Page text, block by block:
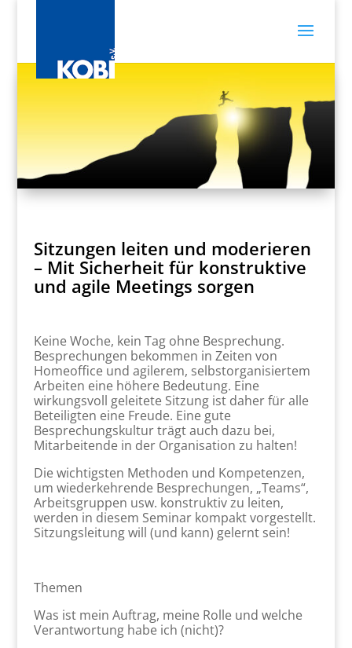
Sitzungen leiten und moderieren
– Mit Sicherheit für konstruktive
und agile Meetings sorgen
Keine Woche, kein Tag ohne Besprechung.
Besprechungen bekommen in Zeiten von
Homeoffice und agilerem, selbstorganisiertem
Arbeiten eine höhere Bedeutung. Eine
wirkungsvoll geleitete Sitzung ist daher für alle
Beteiligten eine Freude. Eine gute
Besprechungskultur trägt auch dazu bei,
Mitarbeitende in der Organisation zu halten!
Die wichtigsten Methoden und Kompetenzen,
um wiederkehrende Besprechungen, „Teams“,
Arbeitsgruppen usw. konstruktiv zu leiten,
werden in diesem Seminar kompakt vorgestellt.
Sitzungsleitung will (und kann) gelernt sein!
Themen
Was ist mein Auftrag, meine Rolle und welche
Verantwortung habe ich (nicht)?